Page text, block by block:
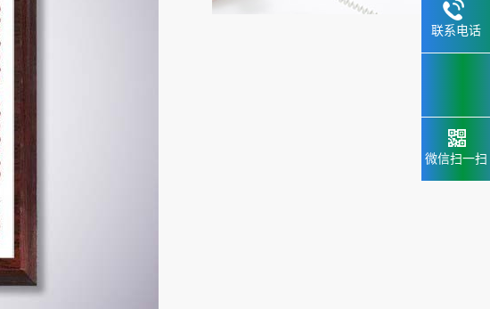
联系电话
微信扫一扫